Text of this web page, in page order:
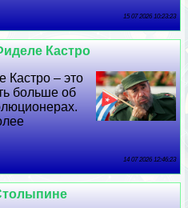
15 07 2026 10:23:23
Кастро
Кастро – это
больше об
14 07 2026 12:46:23